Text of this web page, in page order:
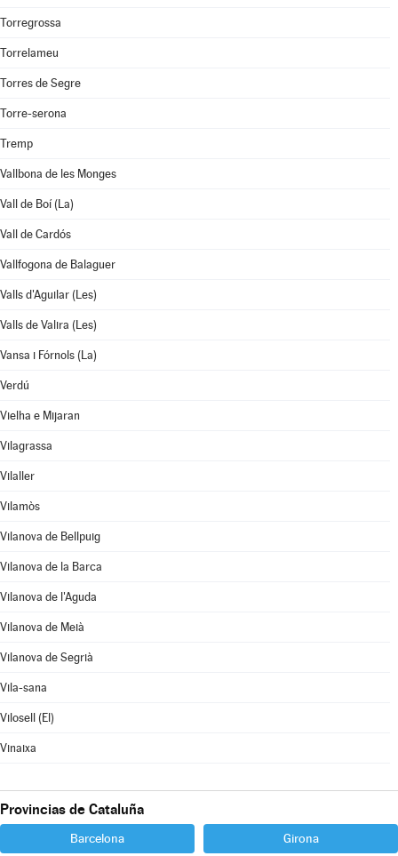
Torregrossa
Torrelameu
Torres de Segre
Torre-serona
Tremp
Vallbona de les Monges
Vall de Boí (La)
Vall de Cardós
Vallfogona de Balaguer
Valls d'Aguilar (Les)
Valls de Valira (Les)
Vansa i Fórnols (La)
Verdú
Vielha e Mijaran
Vilagrassa
Vilaller
Vilamòs
Vilanova de Bellpuig
Vilanova de la Barca
Vilanova de l'Aguda
Vilanova de Meià
Vilanova de Segrià
Vila-sana
Vilosell (El)
Vinaixa
Provincias de Cataluña
Barcelona Girona